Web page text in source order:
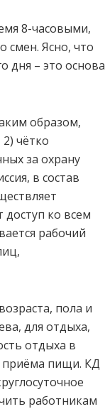
8-часовыми,
смен. Ясно, что
дня – это основа
образом,
чётко
за охрану
в состав
доступ ко всем
рабочий
пола и
для отдыха,
отдыха в
приёма пищи. КД
работникам